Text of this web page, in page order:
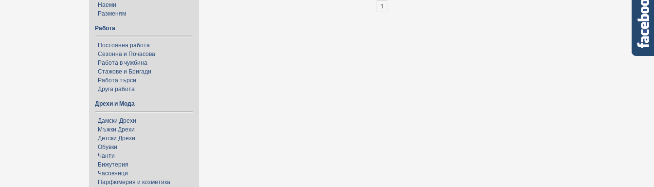
Наеми
Разменям
Работа
Постоянна работа
Сезонна и Почасова
Работа в чужбина
Стажове и Бригади
Работа търси
Друга работа
Дрехи и Мода
Дамски Дрехи
Мъжки Дрехи
Детски Дрехи
Обувки
Чанти
Бижутерия
Часовници
Парфюмерия и козметика
1